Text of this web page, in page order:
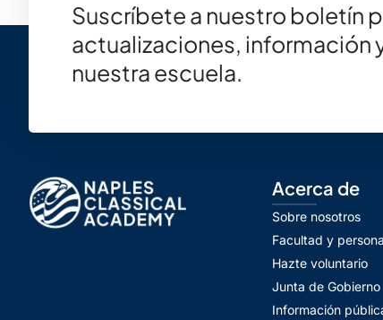
Suscríbete a nuestro boletín
actualizaciones, información
nuestra escuela.
Acerca de
Sobre nosotros
Facultad y
Hazte voluntario
Junta de Gobierno
Información